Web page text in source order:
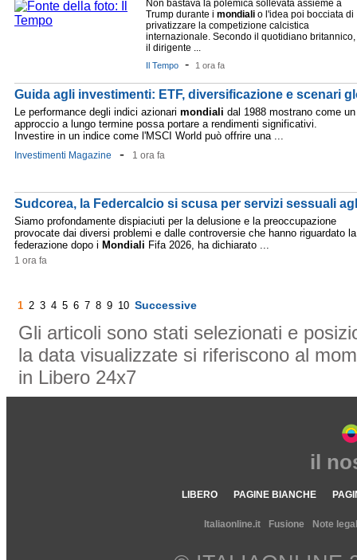
Non bastava la polemica sollevata assieme a
Trump durante i mondiali o l'idea poi bocciata di
privatizzare la competizione calcistica
internazionale. Secondo il quotidiano britannico,
il dirigente ...
Il Tempo - 1 ora fa
Guida agli investimenti: ETF, diversificazione e scenari
Le performance degli indici azionari mondiali dal 1988 mostrano come un
approccio a lungo termine possa portare a rendimenti significativi.
Investire in un indice come l'MSCI World può offrire una ...
Investimenti Magazine - 1 ora fa
Sudcorea, la Federcalcio si scusa per servizi sessuali
Siamo profondamente dispiaciuti per la delusione e la preoccupazione
provocate dai diversi problemi e dalle controversie che hanno riguardato la
federazione dopo i Mondiali Fifa 2026, ha dichiarato ...
1 ora fa
1 2 3 4 5 6 7 8 9 10 Successive
Gli articoli sono stati selezionati e
la data visualizzate si riferiscono al
in Libero 24x7
il
LIBERO PAGINE BIANCHE
Italiaonline.it Fusione Note